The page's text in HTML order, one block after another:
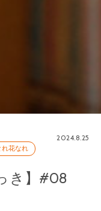
2024.8.25
れ花なれ
き】#08